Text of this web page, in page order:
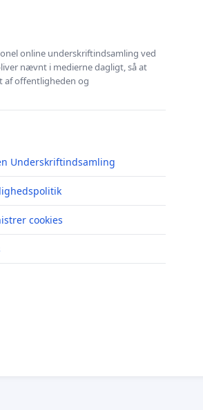
online underskriftindsamling ved
nævnt i medierne dagligt, så at
af offentligheden og
Underskriftindsamling
cookies